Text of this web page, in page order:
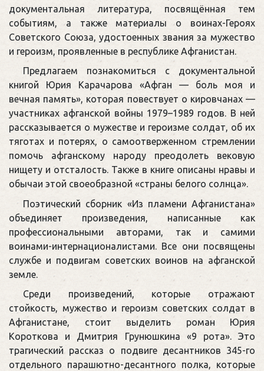
документальная литература, посвящённая тем
событиям, а также материалы о воинах-Героях
Советского Союза, удостоенных звания за мужество
и героизм, проявленные в республике Афганистан.
Предлагаем познакомиться с документальной
книгой Юрия Карачарова «Афган — боль моя и
вечная память», которая повествует о кировчанах —
участниках афганской войны 1979–1989 годов. В ней
рассказывается о мужестве и героизме солдат, об их
тяготах и потерях, о самоотверженном стремлении
помочь афганскому народу преодолеть вековую
нищету и отсталость. Также в книге описаны нравы и
обычаи этой своеобразной «страны белого солнца».
Поэтический сборник «Из пламени Афганистана»
объединяет произведения, написанные как
профессиональными авторами, так и самими
воинами-интернационалистами. Все они посвящены
службе и подвигам советских воинов на афганской
земле.
Среди произведений, которые отражают
стойкость, мужество и героизм советских солдат в
Афганистане, стоит выделить роман Юрия
Короткова и Дмитрия Грунюшкина «9 рота». Это
трагический рассказ о подвиге десантников 345-го
отдельного парашютно-десантного полка, которые